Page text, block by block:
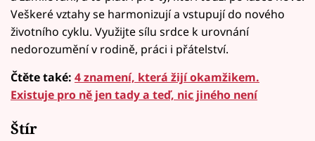
Veškeré vztahy se harmonizují a vstupují do nového
životního cyklu. Využijte sílu srdce k urovnání
nedorozumění v rodině, práci i přátelství.
Čtěte také: 4 znamení, která žijí okamžikem.
Existuje pro ně jen tady a teď, nic jiného není
Štír